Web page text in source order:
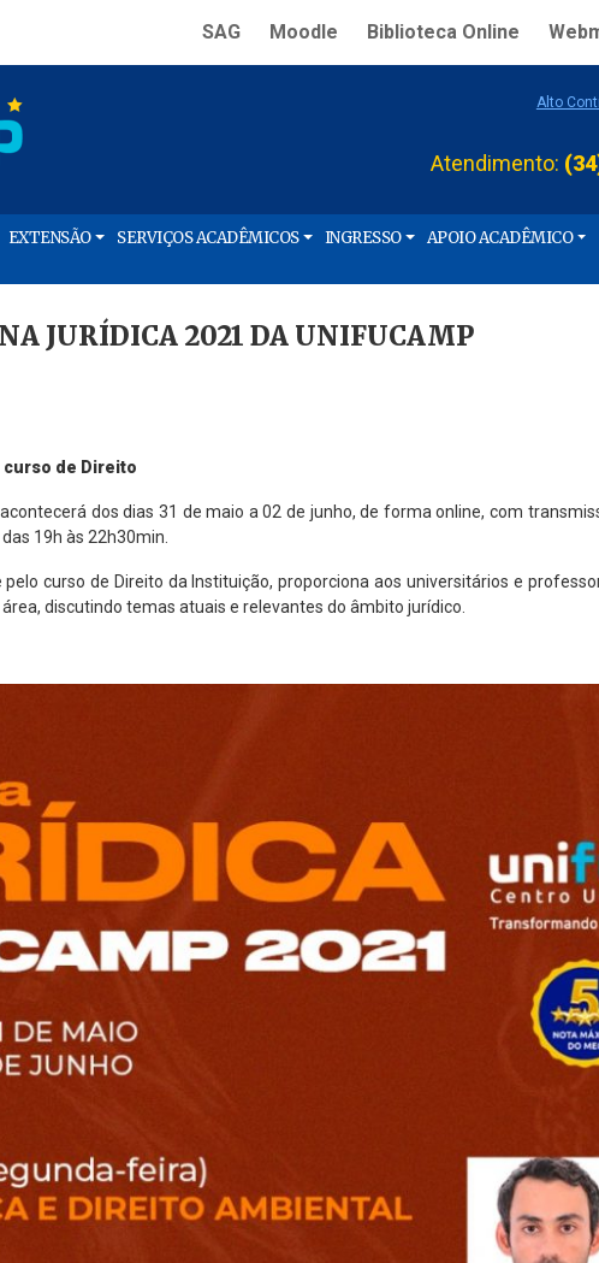
SAG Moodle Biblioteca Online
Alto
Atendimento:
EXTENSÃO SERVIÇOS ACADÊMICOS INGRESSO APOIO ACADÊMICO
JURÍDICA 2021 DA UNIFUCAMP
curso de Direito
dos dias 31 de maio a 02 de junho, de forma online, com
19h às 22h30min.
curso de Direito da Instituição, proporciona aos universitários e
discutindo temas atuais e relevantes do âmbito jurídico.